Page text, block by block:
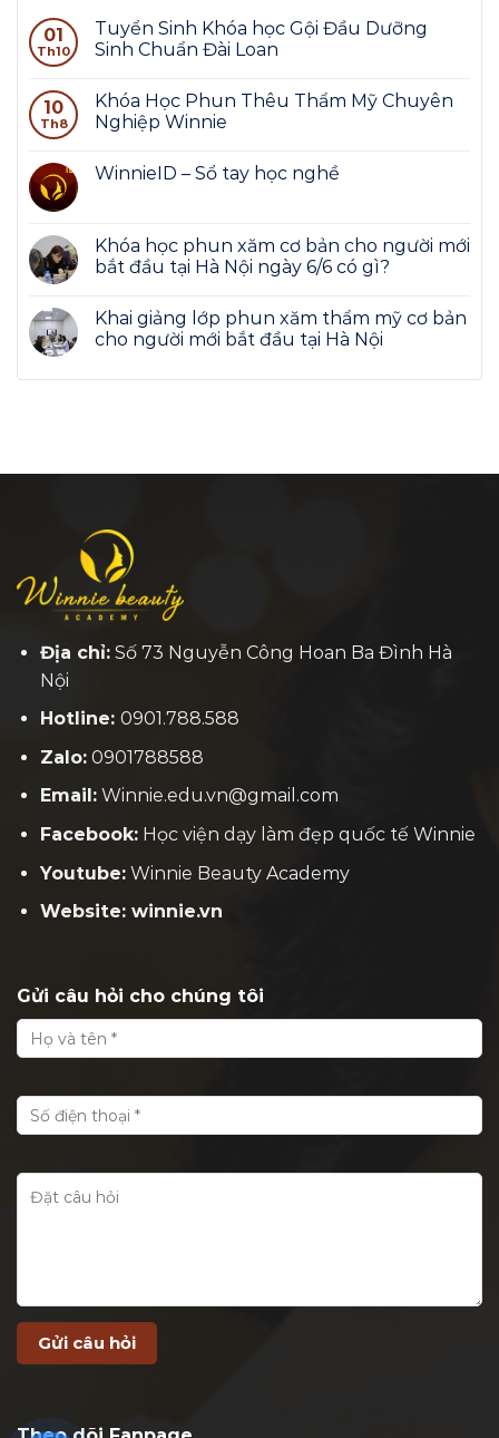
01
Th10
Tuyển Sinh Khóa học Gội Đầu Dưỡng
Sinh Chuẩn Đài Loan
10
Th8
Khóa Học Phun Thêu Thẩm Mỹ Chuyên
Nghiệp Winnie
WinnieID – Sổ tay học nghề
Khóa học phun xăm cơ bản cho người mới
bắt đầu tại Hà Nội ngày 6/6 có gì?
Khai giảng lớp phun xăm thẩm mỹ cơ bản
cho người mới bắt đầu tại Hà Nội
Địa chỉ:Số 73 Nguyễn Công Hoan Ba Đình Hà
Nội
Hotline: 0901.788.588
Zalo:0901788588
Email:Winnie.edu.vn@gmail.com
Facebook:Học viện dạy làm đẹp quốc tế Winnie
Youtube:Winnie Beauty Academy
Website: winnie.vn
Gửi câu hỏi cho chúng tôi